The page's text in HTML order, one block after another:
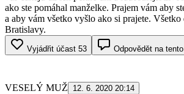
ako ste pomáhal manželke. Prajem vám aby
a aby vám všetko vyšlo ako si prajete.
Bratislavy.
Vyjádřit účast 53 Odpovědět na
VESELÝ MUŽ 12. 6. 2020 20:14